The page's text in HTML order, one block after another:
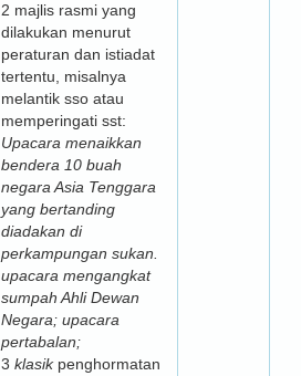
2 majlis rasmi yang
dilakukan menurut
peraturan dan istiadat
tertentu, misalnya
melantik sso atau
memperingati sst:
Upacara menaikkan
bendera 10 buah
negara Asia Tenggara
yang bertanding
diadakan di
perkampungan sukan.
upacara mengangkat
sumpah Ahli Dewan
Negara; upacara
pertabalan;
3 klasik penghormatan